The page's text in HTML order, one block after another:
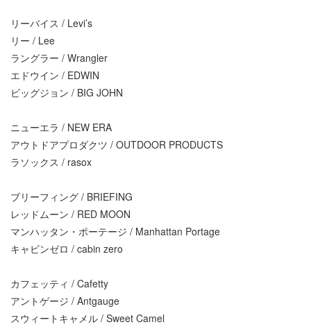
リーバイス / Levi’s
リー / Lee
ラングラー / Wrangler
エドウイン / EDWIN
ビッグジョン / BIG JOHN
ニューエラ / NEW ERA
アウトドアプロダクツ / OUTDOOR PRODUCTS
ラソックス / rasox
ブリーフィング / BRIEFING
レッドムーン / RED MOON
マンハッタン・ポーテージ / Manhattan Portage
キャビンゼロ / cabin zero
カフェッティ / Cafetty
アントゲージ / Antgauge
スウィートキャメル / Sweet Camel